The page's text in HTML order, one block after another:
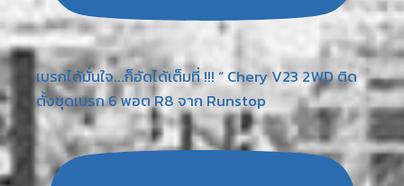
เบรกได้มั่นใจ...ก็อัดได้เต็มที่ !!! “ Chery V23 2WD ติด
ตั้งชุดเบรก 6 พอต R8 จาก Runstop